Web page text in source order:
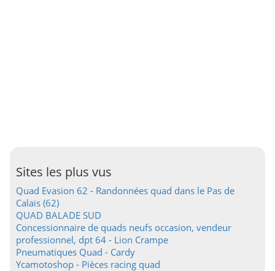
Sites les plus vus
Quad Evasion 62 - Randonnées quad dans le Pas de
Calais (62)
QUAD BALADE SUD
Concessionnaire de quads neufs occasion, vendeur
professionnel, dpt 64 - Lion Crampe
Pneumatiques Quad - Cardy
Ycamotoshop - Pièces racing quad